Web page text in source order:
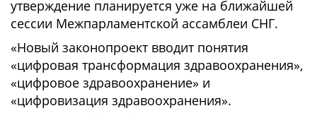
утверждение планируется уже на ближайшей
сессии Межпарламентской ассамблеи СНГ.
«Новый законопроект вводит понятия
«цифровая трансформация здравоохранения»,
«цифровое здравоохранение» и
«цифровизация здравоохранения».